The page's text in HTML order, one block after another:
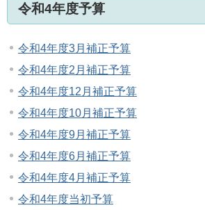
令和4年度予算
令和4年度3月補正予算
令和4年度2月補正予算
令和4年度12月補正予算
令和4年度10月補正予算
令和4年度9月補正予算
令和4年度6月補正予算
令和4年度4月補正予算
令和4年度当初予算